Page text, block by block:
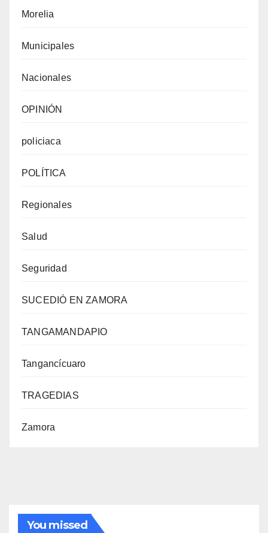
Morelia
Municipales
Nacionales
OPINIÓN
policiaca
POLÍTICA
Regionales
Salud
Seguridad
SUCEDIÓ EN ZAMORA
TANGAMANDAPIO
Tangancícuaro
TRAGEDIAS
Zamora
You missed